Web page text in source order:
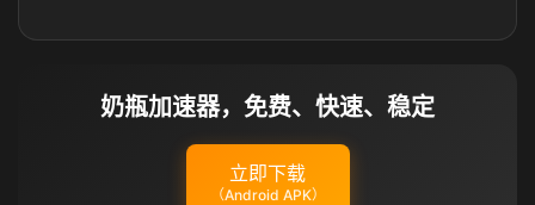
奶瓶加速器，免费、快速、稳定
立即下载
（Android APK）